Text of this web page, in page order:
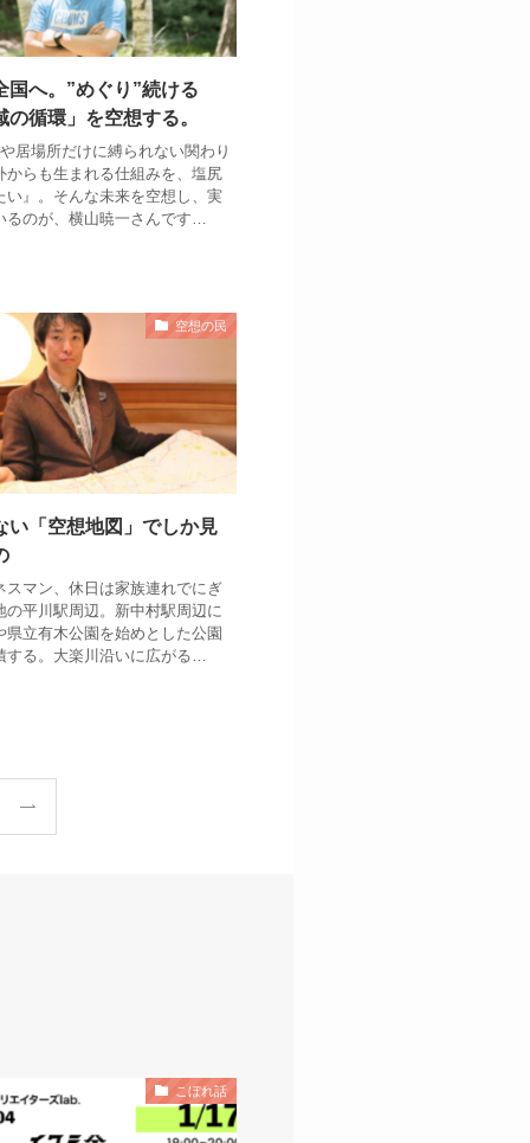
国へ。”めぐり”続ける
の循環」を空想する。
居場所だけに縛られない関わり
からも生まれる仕組みを、塩尻
い』。そんな未来を空想し、実
るのが、横山暁一さんです…
空想の民
い「空想地図」でしか見
スマン、休日は家族連れでにぎ
の平川駅周辺。新中村駅周辺に
県立有木公園を始めとした公園
する。大楽川沿いに広がる…
こぼれ話